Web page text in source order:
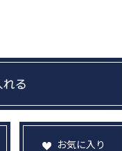
お気に入り